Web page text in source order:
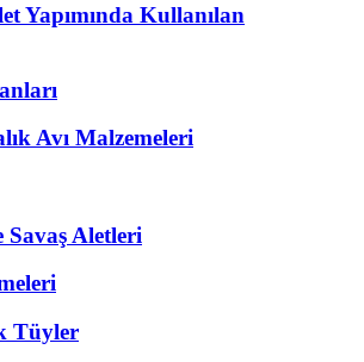
Yapımında Kullanılan
Avı Malzemeleri
Aletleri
Tüyler